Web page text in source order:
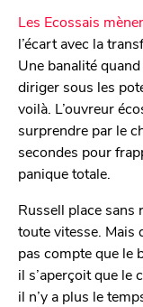
Les Ecossais
l’écart avec la
Une banalité
diriger sous les
voilà. L’ouvreur
surprendre par le
secondes pour
panique totale.
Russell place sans
toute vitesse. Mais
pas compte que le
il s’aperçoit que le
il n’y a plus le